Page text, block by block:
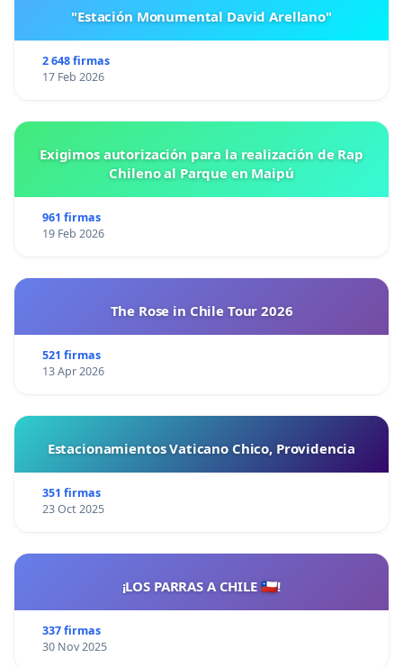
"Estación Monumental David Arellano"
2 648 firmas
17 Feb 2026
Exigimos autorización para la realización de Rap
Chileno al Parque en Maipú
961 firmas
19 Feb 2026
The Rose in Chile Tour 2026
521 firmas
13 Apr 2026
Estacionamientos Vaticano Chico, Providencia
351 firmas
23 Oct 2025
¡LOS PARRAS A CHILE 🇨🇱!
337 firmas
30 Nov 2025